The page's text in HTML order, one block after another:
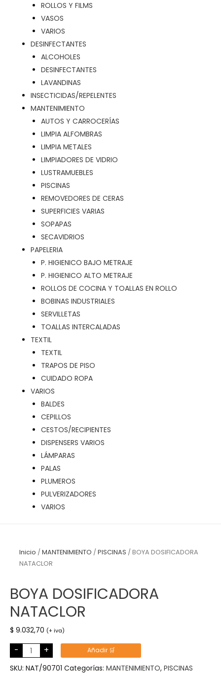
ROLLOS Y FILMS
VASOS
VARIOS
DESINFECTANTES
ALCOHOLES
DESINFECTANTES
LAVANDINAS
INSECTICIDAS/REPELENTES
MANTENIMIENTO
AUTOS Y CARROCERÍAS
LIMPIA ALFOMBRAS
LIMPIA METALES
LIMPIADORES DE VIDRIO
LUSTRAMUEBLES
PISCINAS
REMOVEDORES DE CERAS
SUPERFICIES VARIAS
SOPAPAS
SECAVIDRIOS
PAPELERIA
P. HIGIENICO BAJO METRAJE
P. HIGIENICO ALTO METRAJE
ROLLOS DE COCINA Y TOALLAS EN ROLLO
BOBINAS INDUSTRIALES
SERVILLETAS
TOALLAS INTERCALADAS
TEXTIL
TEXTIL
TRAPOS DE PISO
CUIDADO ROPA
VARIOS
BALDES
CEPILLOS
CESTOS/RECIPIENTES
DISPENSERS VARIOS
LÁMPARAS
PALAS
PLUMEROS
PULVERIZADORES
VARIOS
Inicio /MANTENIMIENTO /PISCINAS / BOYA DOSIFICADORA
NATACLOR
BOYA DOSIFICADORA
NATACLOR
$ 9.032,70 (+ iva)
- BOYA
DOSIFICADORA
NATACLOR
cantidad
+ Añadir 🛒
SKU: NAT/90701 Categorías: MANTENIMIENTO, PISCINAS